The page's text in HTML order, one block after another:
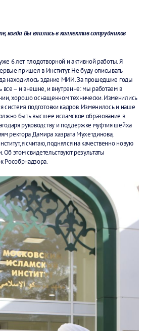
когда Вы влились в коллектив сотрудников
6 лет плодотворной и активной работы. Я
пришел в Институт. Не буду описывать
находилось здание МИИ. За прошедшие годы
все – и внешне, и внутренне: мы работаем в
хорошо оснащенном технически. Изменились
система подготовки кадров. Изменилось и наше
быть высшее исламское образование в
руководству и поддержке муфтия шейха
ректора Дамира хазрата Мухетдинова,
я считаю, поднялся на качественно новую
Об этом свидетельствуют результаты
Рособрнадзора.